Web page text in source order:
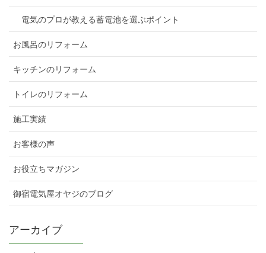
電気のプロが教える蓄電池を選ぶポイント
お風呂のリフォーム
キッチンのリフォーム
トイレのリフォーム
施工実績
お客様の声
お役立ちマガジン
御宿電気屋オヤジのブログ
アーカイブ